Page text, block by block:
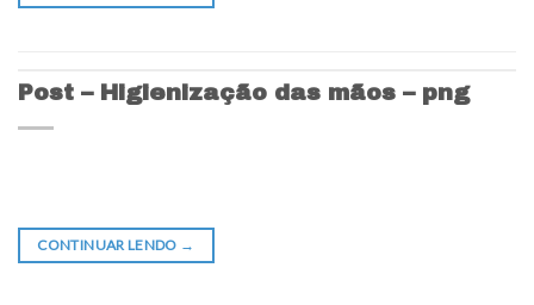
Post – Higienização das mãos – png
CONTINUAR LENDO →